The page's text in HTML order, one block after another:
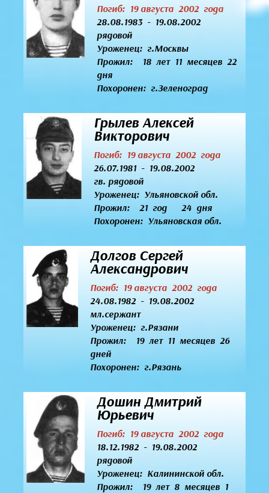
Погиб: 19 августа 2002 года
28.08.1983 - 19.08.2002
рядовой
Уроженец: г.Москвы
Прожил: 18 лет 11 месяцев 22
дня
Похоронен: г.Зеленоград
Грылев Алексей
Викторович
Погиб: 19 августа 2002 года
26.07.1981 - 19.08.2002
гв. рядовой
Уроженец:Ульяновской обл.
Прожил: 21 год 24 дня
Похоронен: Ульяновская обл.
Долгов Сергей
Александрович
Погиб: 19 августа 2002 года
24.08.1982 - 19.08.2002
мл.сержант
Уроженец: г.Рязани
Прожил: 19 лет 11 месяцев 26
дней
Похоронен: г.Рязань
Дошин Дмитрий
Юрьевич
Погиб: 19 августа 2002 года
18.12.1982 - 19.08.2002
рядовой
Уроженец: Калининской обл.
Прожил: 19 лет 8 месяцев 1